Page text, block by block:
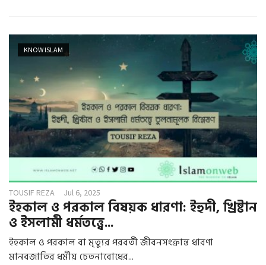
KNOW ISLAM
TOUSIF REZA Jul 6, 2025
ইহকাল ও পরকাল বিষয়ক ধারণা: ইহুদী, খ্রিষ্টান
ও ইসলামী ধর্মতত্ত্বে...
ইহকাল ও পরকাল বা মৃত্যুর পরবর্তী জীবনসংক্রান্ত ধারণা
মানবজাতির ধর্মীয় চেতনাবোধের...